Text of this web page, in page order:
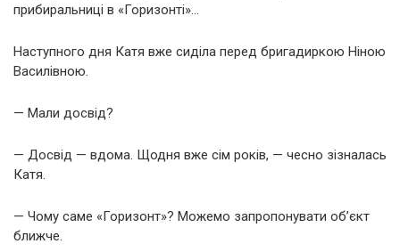
прибиральниці в «Горизонті»…
Наступного дня Катя вже сиділа перед бригадиркою Ніною
Василівною.
— Мали досвід?
— Досвід — вдома. Щодня вже сім років, — чесно зізналась
Катя.
— Чому саме «Горизонт»? Можемо запропонувати об’єкт
ближче.